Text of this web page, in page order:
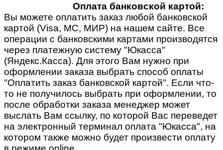
Оплата банковской картой:
Вы можете оплатить заказ любой банковской
картой (Visa, MC, МИР) на нашем сайте. Все
операции с банковскими картами производятся
через платежную систему "Юкасса"
(Яндекс.Касса). Для этого Вам нужно при
оформлении заказа выбрать способ оплаты
"Оплатить заказ банковской картой". Если что-
то не получилось выбрать при оформлении, то
после обработки заказа менеджер может
выслать Вам ссылку, по которой Вас переведет
на электронный терминал оплата "Юкасса", на
котором также можно будет произвести оплату